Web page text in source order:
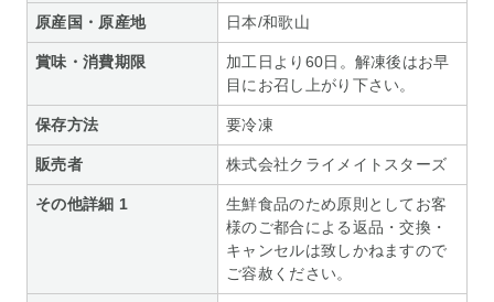
原産国・原産地 日本/和歌山
賞味・消費期限
加工日より60日。解凍後はお早
目にお召し上がり下さい。
保存方法 要冷凍
販売者 株式会社クライメイトスターズ
その他詳細 1
生鮮食品のため原則としてお客
様のご都合による返品・交換・
キャンセルは致しかねますので
ご容赦ください。